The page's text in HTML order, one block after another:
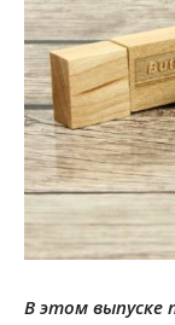
В этом выпуске